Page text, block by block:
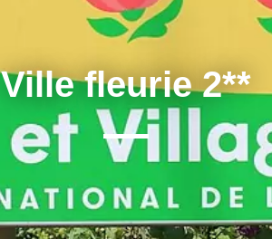
Ville fleurie 2**